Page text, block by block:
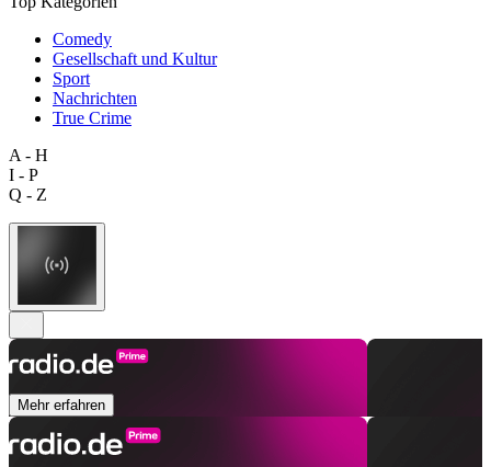
Comedy
Gesellschaft und Kultur
Sport
Nachrichten
True Crime
A - H
I - P
Q - Z
Mehr erfahren